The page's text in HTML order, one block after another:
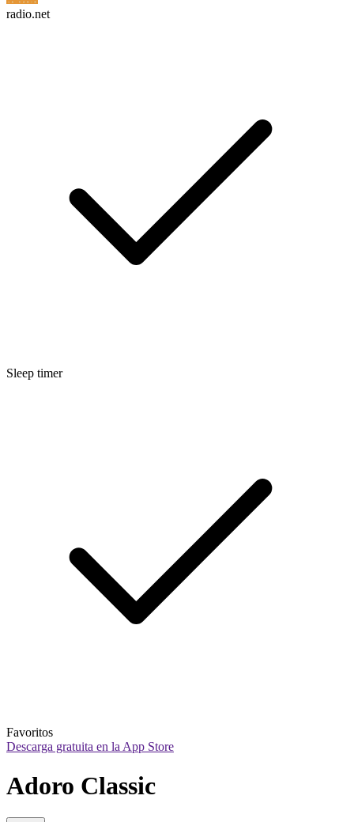
radio.net
Sleep timer
Favoritos
Descarga gratuita en la App Store
Adoro Classic